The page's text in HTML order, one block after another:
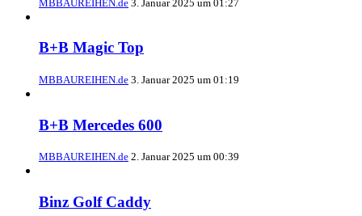
MBBAUREIHEN.de 3. Januar 2025 um 01:27
B+B Magic Top
MBBAUREIHEN.de 3. Januar 2025 um 01:19
B+B Mercedes 600
MBBAUREIHEN.de 2. Januar 2025 um 00:39
Binz Golf Caddy